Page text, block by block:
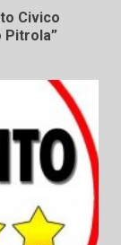
Civico
Pitrola”